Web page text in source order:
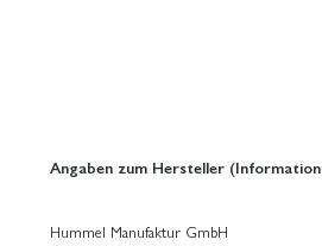
Angaben zum Hersteller
Hummel Manufaktur GmbH